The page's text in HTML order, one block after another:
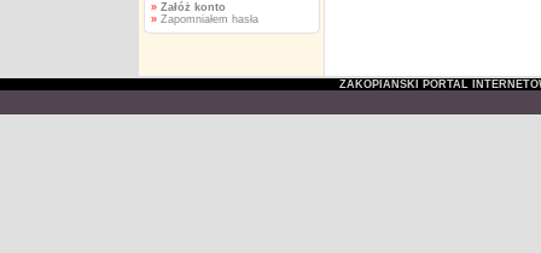
» Załóż konto
»Zapomniałem hasła
ZAKOPIAŃSKI PORTAL